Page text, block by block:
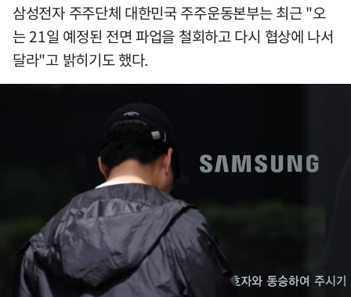
삼성전자 주주단체 대한민국 주주운동본부는 최근 "오
는 21일 예정된 전면 파업을 철회하고 다시 협상에 나서
달라"고 밝히기도 했다.